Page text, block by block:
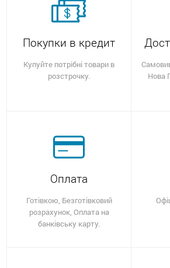
Покупки в кредит
Купуйте потрібні товари в
розстрочку.
Нова
Оплата
Готівкою, Безготівковий
розрахунок, Оплата на
банківську карту.